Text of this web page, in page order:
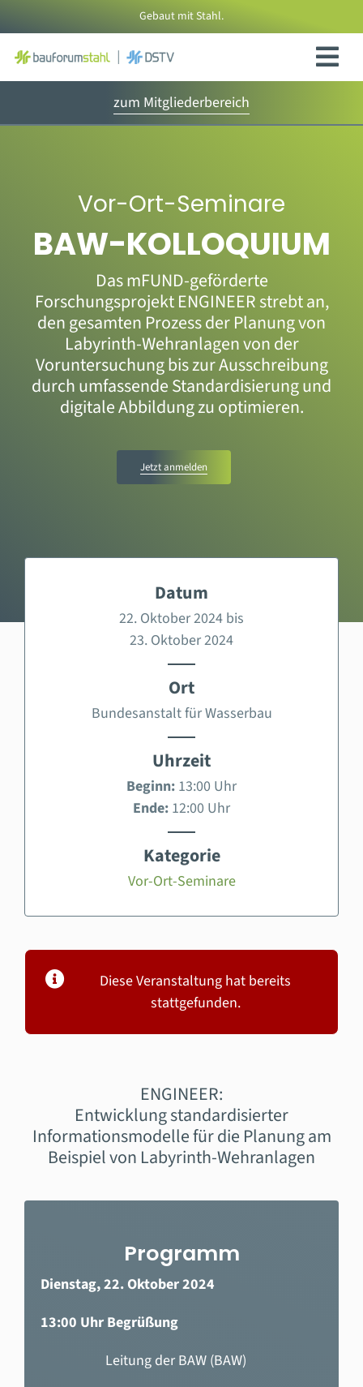
Inhalt
springen
Gebaut mit Stahl.
zum Mitgliederbereich
Vor-Ort-Seminare
BAW-KOLLOQUIUM
Das mFUND-geförderte
Forschungsprojekt ENGINEER strebt an,
den gesamten Prozess der Planung von
Labyrinth-Wehranlagen von der
Voruntersuchung bis zur Ausschreibung
durch umfassende Standardisierung und
digitale Abbildung zu optimieren.
Jetzt anmelden
Datum
22. Oktober 2024 bis
23. Oktober 2024
Ort
Bundesanstalt für Wasserbau
Uhrzeit
Beginn: 13:00 Uhr
Ende: 12:00 Uhr
Kategorie
Vor-Ort-Seminare
Diese Veranstaltung hat bereits
stattgefunden.
ENGINEER:
Entwicklung standardisierter
Informationsmodelle für die Planung am
Beispiel von Labyrinth-Wehranlagen
Programm
Dienstag, 22. Oktober 2024
13:00 Uhr Begrüßung
Leitung der BAW (BAW)